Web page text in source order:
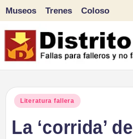
Saltar
al
Museos Trenes Coloso
Publicado
Literatura fallera
La ‘corrida’ de